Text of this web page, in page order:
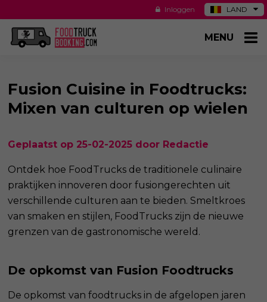
LAND
ES
Inloggen
MENU
Fusion Cuisine in Foodtrucks:
Mixen van culturen op wielen
Geplaatst op 25-02-2025 door Redactie
Ontdek hoe FoodTrucks de traditionele culinaire
praktijken innoveren door fusiongerechten uit
verschillende culturen aan te bieden. Smeltkroes
van smaken en stijlen, FoodTrucks zijn de nieuwe
grenzen van de gastronomische wereld.
De opkomst van Fusion Foodtrucks
De opkomst van foodtrucks in de afgelopen jaren